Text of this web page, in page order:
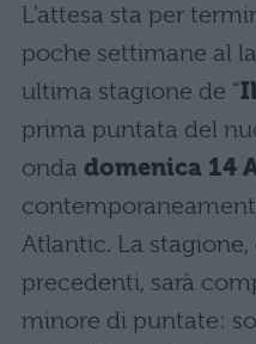
L’attesa sta per
poche settimane al
ultima stagione de “
prima puntata del
onda domenica 14
Atlantic. La
precedenti, sarà
minore di puntate: